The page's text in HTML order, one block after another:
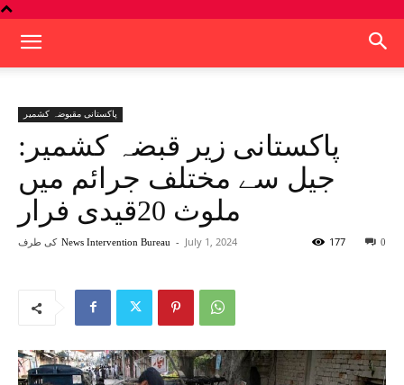
پاکستانی مقبوضہ کشمیر
پاکستانی زیر قبضہ کشمیر:
جیل سے مختلف جرائم میں
ملوث 20قیدی فرار
کی طرف News Intervention Bureau - July 1, 2024 0
177